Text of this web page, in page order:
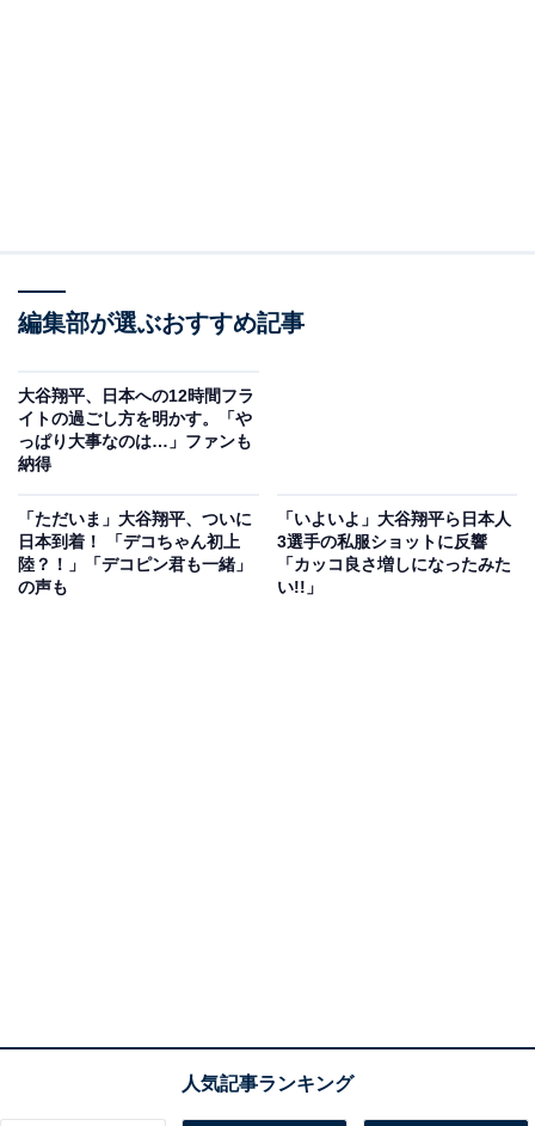
編集部が選ぶおすすめ記事
大谷翔平、日本への12時間フラ
イトの過ごし方を明かす。「や
っぱり大事なのは…」ファンも
納得
「ただいま」大谷翔平、ついに
日本到着！ 「デコちゃん初上
陸？！」「デコピン君も一緒」
の声も
「いよいよ」大谷翔平ら日本人
3選手の私服ショットに反響
「カッコ良さ増しになったみた
い!!」